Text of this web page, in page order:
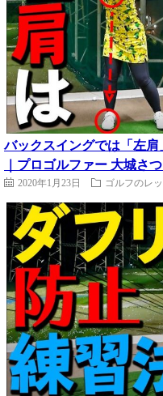
バックスイングでは「左肩
｜プロゴルファー 大城さ
2020年1月23日 ゴルフのレ